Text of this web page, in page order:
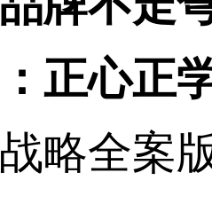
正心正
略全案